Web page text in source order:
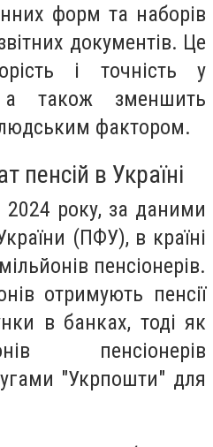
форм та наборів
документів. Це
і точність у
а також зменшить
фактором.
пенсій в Україні
року, за даними
(ПФУ), в країні
пенсіонерів.
отримують пенсії
в банках, тоді як
пенсіонерів
"Укрпошти" для